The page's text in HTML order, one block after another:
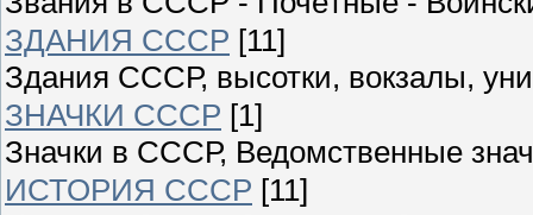
ЗДАНИЯ СССР [11]
Здания СССР, высотки, вокзалы,
ЗНАЧКИ СССР [1]
Значки в СССР, Ведомственные
ИСТОРИЯ СССР [11]